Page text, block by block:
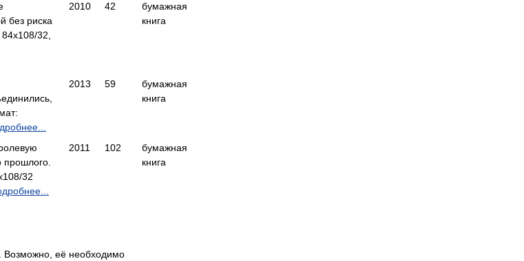
без риска
32,
2010 42
бумажная
книга
2013 59
бумажная
книга
прошлого.
32
2011 102
бумажная
книга
Возможно, её необходимо